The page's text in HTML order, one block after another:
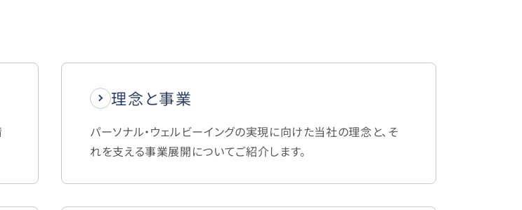
理念と事業
パーソナル・ウェルビーイングの実現に向けた当社の理念と、そ
れを支える事業展開についてご紹介します。